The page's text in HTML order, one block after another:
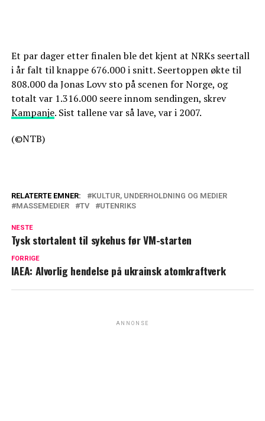
Et par dager etter finalen ble det kjent at NRKs seertall
i år falt til knappe 676.000 i snitt. Seertoppen økte til
808.000 da Jonas Lovv sto på scenen for Norge, og
totalt var 1.316.000 seere innom sendingen, skrev
Kampanje. Sist tallene var så lave, var i 2007.
(©NTB)
RELATERTE EMNER:
KULTUR, UNDERHOLDNING OG MEDIER
MASSEMEDIER
TV UTENRIKS
NESTE
Tysk stortalent til sykehus før VM-starten
FORRIGE
IAEA: Alvorlig hendelse på ukrainsk atomkraftverk
ANNONSE